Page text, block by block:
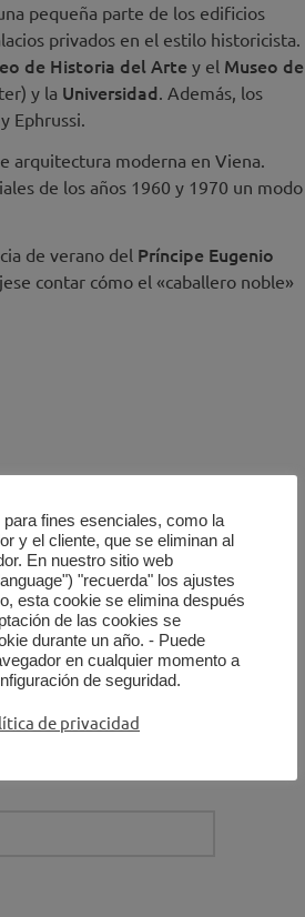
pequeña parte de los edificios
privados en el estilo historicista.
de Historia del Arte y el Museo de
y la Universidad. Además, los
Ephrussi.
arquitectura moderna en Viena.
de los años 1960 y 1970 un modo
de verano del Príncipe Eugenio
contar cómo el «caballero noble»
con mucho
fines esenciales, como la
y el cliente, que se eliminan al
En nuestro sitio web
"recuerda" los ajustes
esta cookie se elimina después
de las cookies se
durante un año. - Puede
en cualquier momento a
de seguridad.
de privacidad